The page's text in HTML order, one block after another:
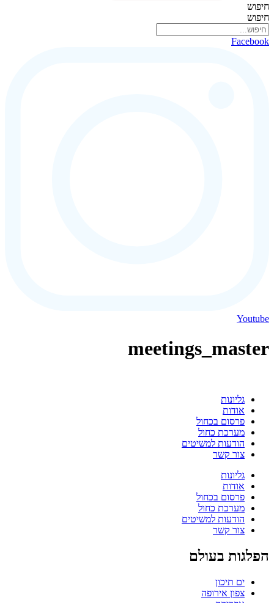
חיפוש
חיפוש
Facebook
Youtube
meetings_master
גליונות
אודות
פרסום בכחול
מערכת כחול
הודעות למשיטים
צור קשר
גליונות
אודות
פרסום בכחול
מערכת כחול
הודעות למשיטים
צור קשר
הפלגות בעולם
ים תיכון
צפון אירופה